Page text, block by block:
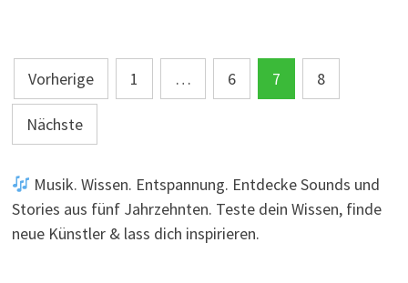
Seitennummerierung
der
Beiträge
Vorherige 1 … 6 7 8
Nächste
Musik. Wissen. Entspannung. Entdecke Sounds und
Stories aus fünf Jahrzehnten. Teste dein Wissen, finde
neue Künstler & lass dich inspirieren.